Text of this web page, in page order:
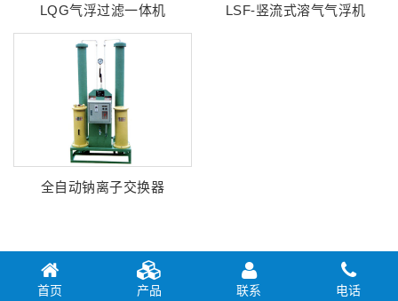
LQG气浮过滤一体机 LSF-竖流式溶气气浮机
全自动钠离子交换器
首页 产品 联系 电话